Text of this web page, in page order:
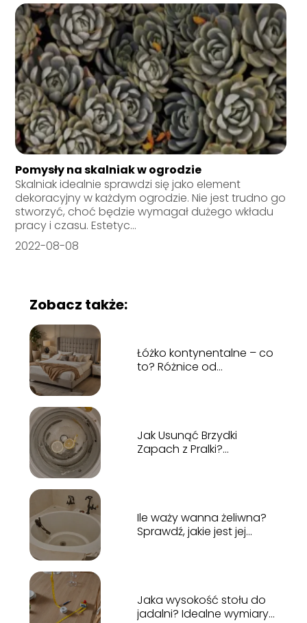
Pomysły na skalniak w ogrodzie
Skalniak idealnie sprawdzi się jako element
dekoracyjny w każdym ogrodzie. Nie jest trudno go
stworzyć, choć będzie wymagał dużego wkładu
pracy i czasu. Estetyc...
2022-08-08
Zobacz także:
Łóżko kontynentalne – co
to? Różnice od
Jak Usunąć Brzydki
Zapach z Pralki?
Ile waży wanna żeliwna?
Sprawdź, jakie jest jej
Jaka wysokość stołu do
jadalni? Idealne wymiary